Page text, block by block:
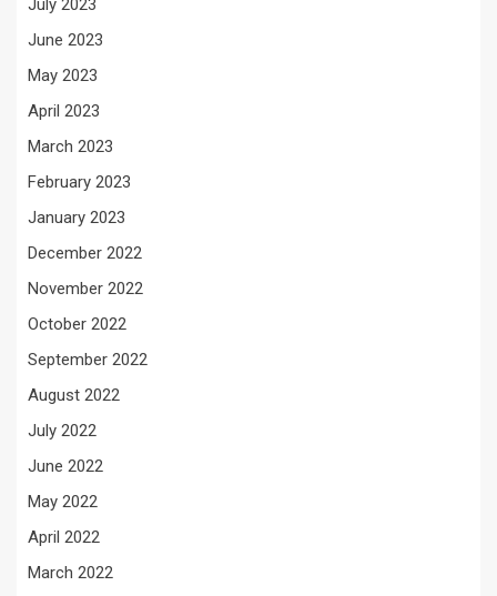
July 2023
June 2023
May 2023
April 2023
March 2023
February 2023
January 2023
December 2022
November 2022
October 2022
September 2022
August 2022
July 2022
June 2022
May 2022
April 2022
March 2022